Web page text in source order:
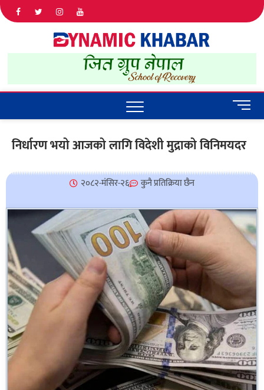
IN NEPAL
M
e
u
u
o
निर्धारण भयो आजको लागि विदेशी मुद्राको विनिमयदर
२०८२-मंसिर-२६ कुनै प्रतिक्रिया छैन